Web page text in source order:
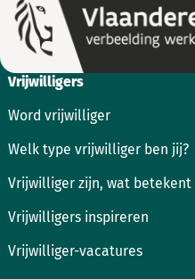
Vrijwilligers
Word vrijwilliger
Welk type vrijwilliger ben jij?
Vrijwilliger zijn, wat betekent
Vrijwilligers inspireren
Vrijwilliger-vacatures